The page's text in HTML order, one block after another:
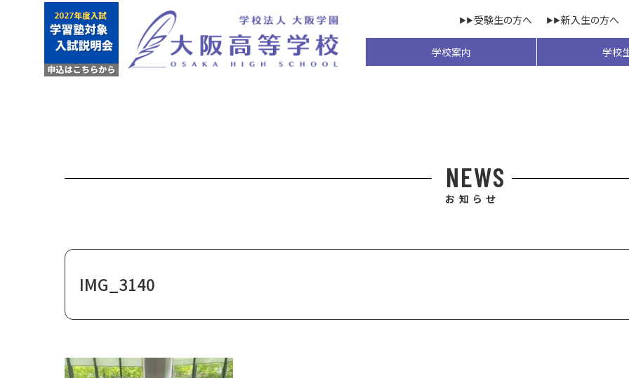
受験生の方へ 新入生の方へ
学校案内 学校
NEWS
お知らせ
IMG_3140